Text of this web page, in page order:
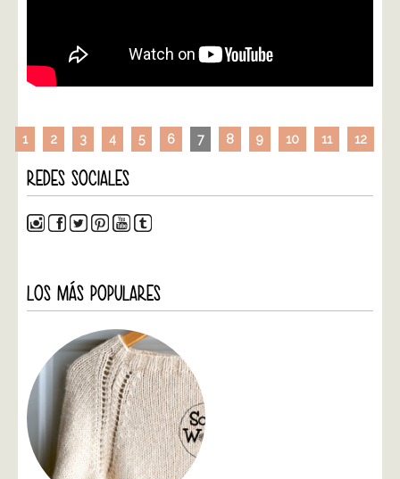
1 2 3 4 5 6 7 8 9 10 11 12
REDES SOCIALES
LOS MÁS POPULARES